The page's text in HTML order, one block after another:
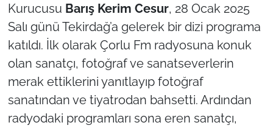
Kurucusu Barış Kerim Cesur, 28 Ocak 2025
Salı günü Tekirdağ’a gelerek bir dizi programa
katıldı. İlk olarak Çorlu Fm radyosuna konuk
olan sanatçı, fotoğraf ve sanatseverlerin
merak ettiklerini yanıtlayıp fotoğraf
sanatından ve tiyatrodan bahsetti. Ardından
radyodaki programları sona eren sanatçı,
KIRKLARELİ
ÇANAKKALE
TÜRKİYE